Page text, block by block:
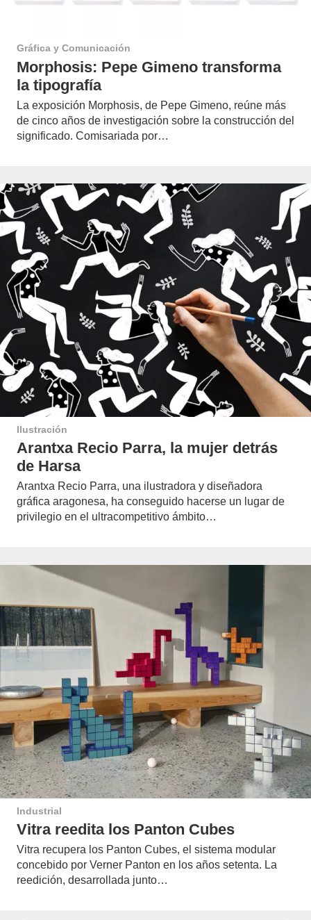
Gráfica y Comunicación
Morphosis: Pepe Gimeno transforma
la tipografía
La exposición Morphosis, de Pepe Gimeno, reúne más
de cinco años de investigación sobre la construcción del
significado. Comisariada por…
Ilustración
Arantxa Recio Parra, la mujer detrás
de Harsa
Arantxa Recio Parra, una ilustradora y diseñadora
gráfica aragonesa, ha conseguido hacerse un lugar de
privilegio en el ultracompetitivo ámbito…
Industrial
Vitra reedita los Panton Cubes
Vitra recupera los Panton Cubes, el sistema modular
concebido por Verner Panton en los años setenta. La
reedición, desarrollada junto…